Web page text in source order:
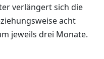
verlängert sich die
acht
jeweils drei Monate.